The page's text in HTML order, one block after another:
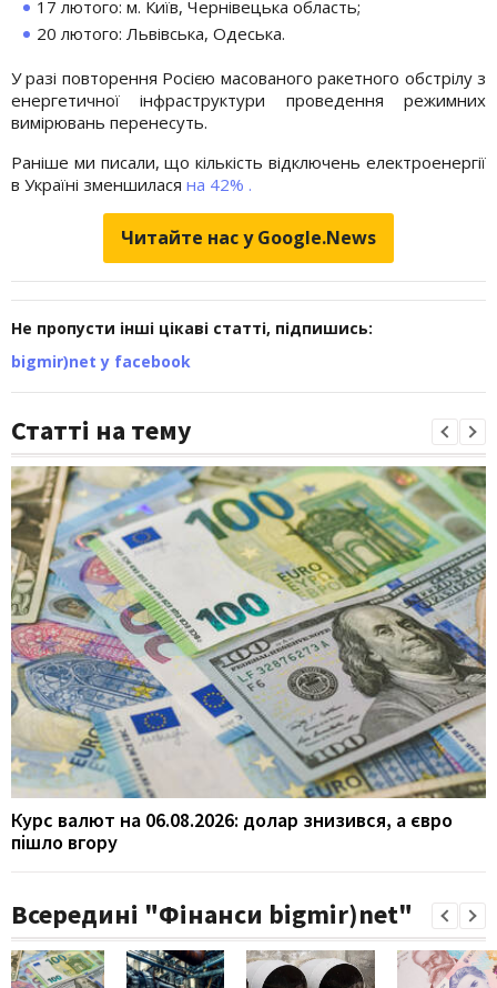
17 лютого: м. Київ, Чернівецька область;
20 лютого: Львівська, Одеська.
У разі повторення Росією масованого ракетного обстрілу з
енергетичної інфраструктури проведення режимних
вимірювань перенесуть.
Раніше ми писали, що кількість відключень електроенергії
в Україні зменшилася на 42% .
Читайте нас у Google.News
Не пропусти інші цікаві статті, підпишись:
bigmir)net у facebook
Статті на тему
Курс валют на 06.08.2026: долар знизився, а євро
пішло вгору
Всередині "Фінанси bigmir)net"